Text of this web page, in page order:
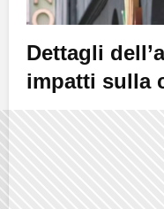
Dettagli
impatti sulla